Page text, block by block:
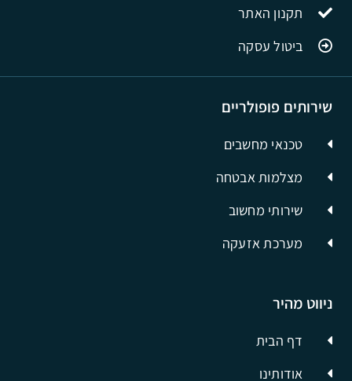
ניווט מהיר
דף הבית
אודותינו
שירותים פופולריים
טכנאי מחשבים
מצלמות אבטחה
שירותי מחשוב
מערכת אזעקה
תקנון האתר
ביטול עסקה